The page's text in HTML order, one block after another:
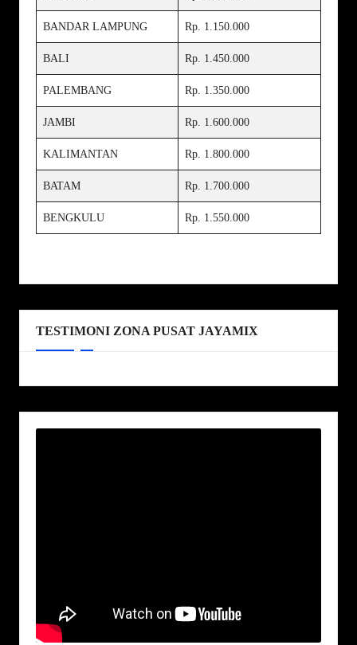
BANDAR LAMPUNG Rp. 1.150.000
BALI Rp. 1.450.000
PALEMBANG Rp. 1.350.000
JAMBI Rp. 1.600.000
KALIMANTAN Rp. 1.800.000
BATAM Rp. 1.700.000
BENGKULU Rp. 1.550.000
TESTIMONI ZONA PUSAT JAYAMIX